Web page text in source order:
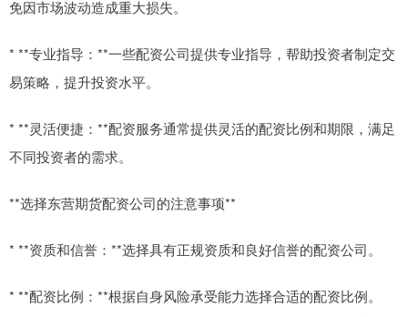
免因市场波动造成重大损失。
* **专业指导：**一些配资公司提供专业指导，帮助投资者制定交
易策略，提升投资水平。
* **灵活便捷：**配资服务通常提供灵活的配资比例和期限，满足
不同投资者的需求。
**选择东营期货配资公司的注意事项**
* **资质和信誉：**选择具有正规资质和良好信誉的配资公司。
* **配资比例：**根据自身风险承受能力选择合适的配资比例。